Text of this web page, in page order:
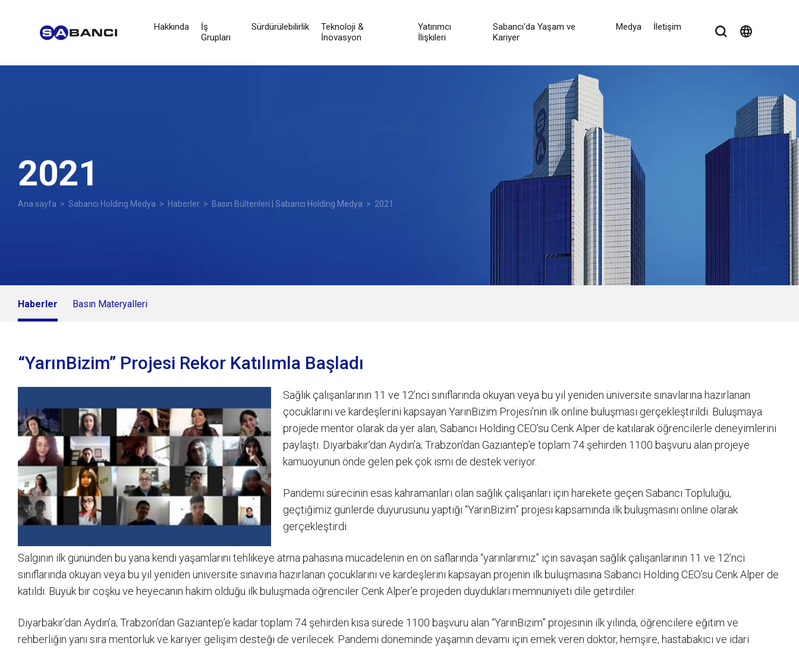
Hakkında
İş
Grupları
Sürdürülebilirlik
Teknoloji &
İnovasyon
Yatırımcı
İlişkileri
Sabancı'da Yaşam ve
Kariyer
Medya İletişim language
2021
Ana sayfa > Sabancı Holding Medya > Haberler > Basın Bültenleri | Sabancı Holding Medya > 2021
Haberler Basın Materyalleri
“YarınBizim” Projesi Rekor Katılımla Başladı
Sağlık çalışanlarının 11 ve 12’nci sınıflarında okuyan veya bu yıl yeniden üniversite sınavlarına hazırlanan
çocuklarını ve kardeşlerini kapsayan YarınBizim Projesi’nin ilk online buluşması gerçekleştirildi. Buluşmaya
projede mentor olarak da yer alan, Sabancı Holding CEO’su Cenk Alper de katılarak öğrencilerle deneyimlerini
paylaştı. Diyarbakır’dan Aydın’a; Trabzon’dan Gaziantep’e toplam 74 şehirden 1100 başvuru alan projeye
kamuoyunun önde gelen pek çok ismi de destek veriyor.
Pandemi sürecinin esas kahramanları olan sağlık çalışanları için harekete geçen Sabancı Topluluğu,
geçtiğimiz günlerde duyurusunu yaptığı “YarınBizim” projesi kapsamında ilk buluşmasını online olarak
gerçekleştirdi.
Salgının ilk gününden bu yana kendi yaşamlarını tehlikeye atma pahasına mücadelenin en ön saflarında “yarınlarımız” için savaşan sağlık çalışanlarının 11 ve 12’nci
sınıflarında okuyan veya bu yıl yeniden üniversite sınavına hazırlanan çocuklarını ve kardeşlerini kapsayan projenin ilk buluşmasına Sabancı Holding CEO’su Cenk Alper de
katıldı. Büyük bir coşku ve heyecanın hakim olduğu ilk buluşmada öğrenciler Cenk Alper’e projeden duydukları memnuniyeti dile getirdiler.
Diyarbakır’dan Aydın’a; Trabzon’dan Gaziantep’e kadar toplam 74 şehirden kısa sürede 1100 başvuru alan “YarınBizim” projesinin ilk yılında, öğrencilere eğitim ve
rehberliğin yanı sıra mentorluk ve kariyer gelişim desteği de verilecek. Pandemi döneminde yaşamın devamı için emek veren doktor, hemşire, hastabakıcı ve idari